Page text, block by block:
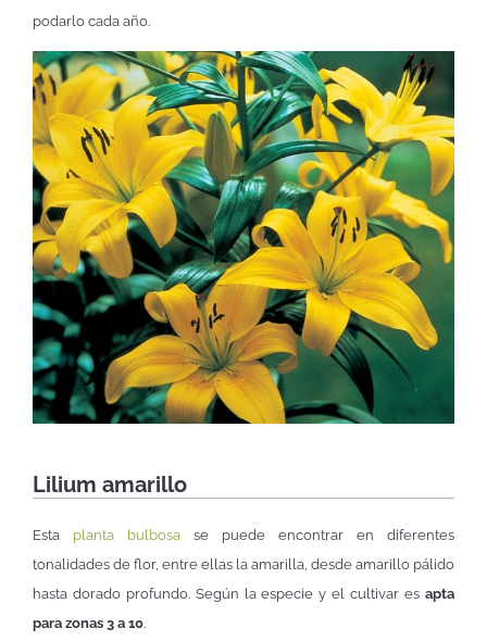
podarlo cada año.
Lilium amarillo
Esta planta bulbosa se puede encontrar en diferentes
tonalidades de flor, entre ellas la amarilla, desde amarillo pálido
hasta dorado profundo. Según la especie y el cultivar es apta
para zonas 3 a 10.